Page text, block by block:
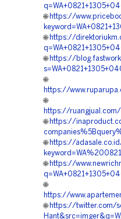
🌐 https://
🌐 https://
🌐 https://
🌐
https://
🌐
https://
🌐 https://
🌐 https://
🌐 https://
🌐
https://
🌐 https://twitter.com/